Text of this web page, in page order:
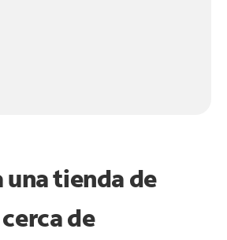
una tienda de
cerca de